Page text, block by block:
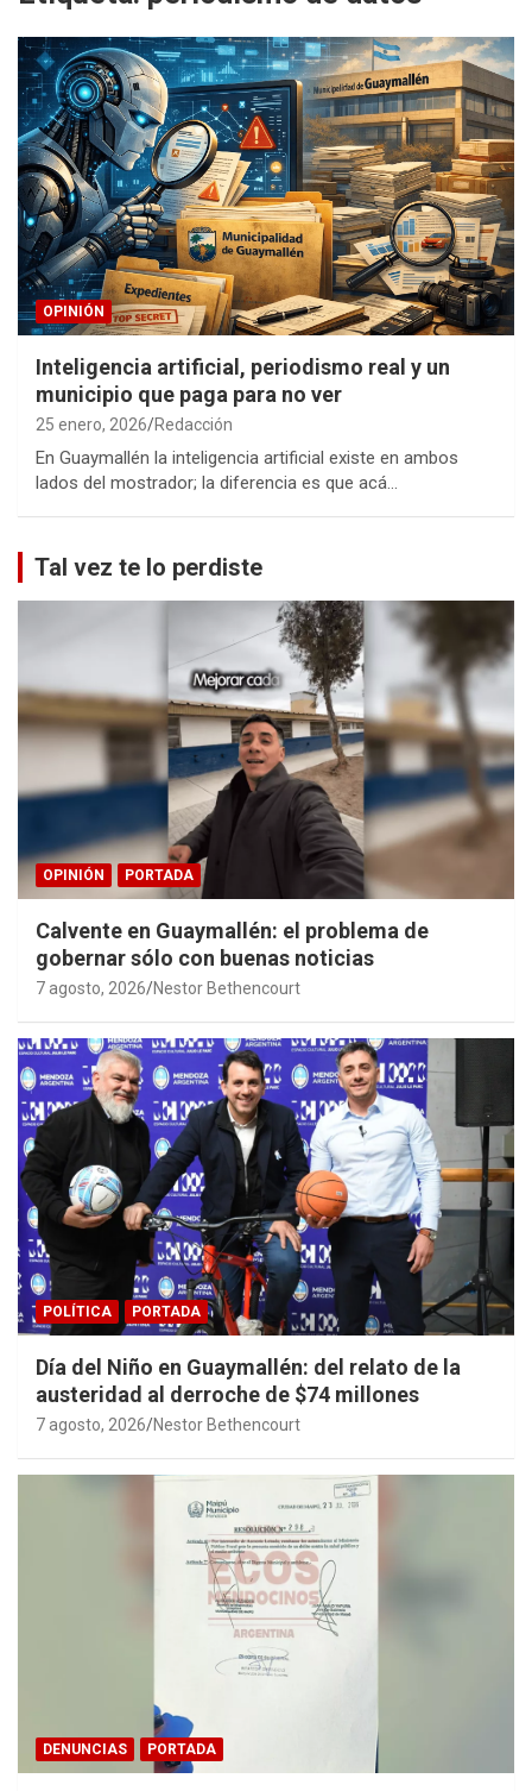
OPINIÓN
Inteligencia artificial, periodismo real y un
municipio que paga para no ver
25 enero, 2026 Redacción
En Guaymallén la inteligencia artificial existe en ambos
lados del mostrador; la diferencia es que acá…
Tal vez te lo perdiste
OPINIÓN PORTADA
Calvente en Guaymallén: el problema de
gobernar sólo con buenas noticias
7 agosto, 2026 Nestor Bethencourt
POLÍTICA PORTADA
Día del Niño en Guaymallén: del relato de la
austeridad al derroche de $74 millones
7 agosto, 2026 Nestor Bethencourt
DENUNCIAS PORTADA